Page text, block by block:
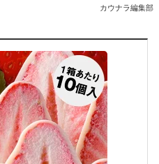
カウナラ編集部